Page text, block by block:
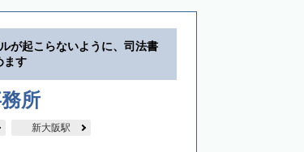
が起こらないように、司法書
ます
所
新大阪駅